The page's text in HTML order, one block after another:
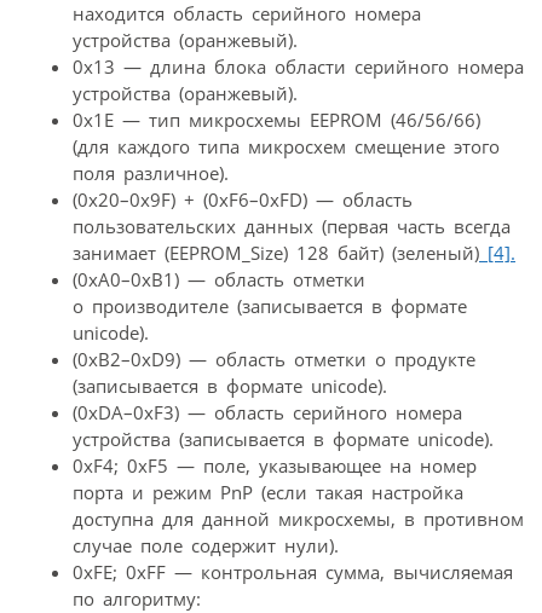
находится область серийного номера
устройства (оранжевый).
0х13 — длина блока области серийного номера
устройства (оранжевый).
0х1Е — тип микросхемы EEPROM (46/56/66)
(для каждого типа микросхем смещение этого
поля различное).
(0х20–0х9F) + (0хF6–0xFD) — область
пользовательских данных (первая часть всегда
занимает (EEPROM_Size) 128 байт) (зеленый) [4].
(0xA0–0xB1) — область отметки
о производителе (записывается в формате
unicode).
(0xB2–0xD9) — область отметки о продукте
(записывается в формате unicode).
(0xDA–0xF3) — область серийного номера
устройства (записывается в формате unicode).
0xF4; 0xF5 — поле, указывающее на номер
порта и режим PnP (если такая настройка
доступна для данной микросхемы, в противном
случае поле содержит нули).
0хFE; 0xFF — контрольная сумма, вычисляемая
по алгоритму: